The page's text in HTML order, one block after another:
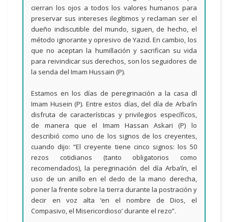
cierran los ojos a todos los valores humanos para
preservar sus intereses ilegítimos y reclaman ser el
dueño indiscutible del mundo, siguen, de hecho, el
método ignorante y opresivo de Yazid. En cambio, los
que no aceptan la humillación y sacrifican su vida
para reivindicar sus derechos, son los seguidores de
la senda del Imam Hussain (P).
Estamos en los días de peregrinación a la casa dl
Imam Husein (P). Entre estos días, del día de Arba’ín
disfruta de características y privilegios específicos,
de manera que el Imam Hassan Askari (P) lo
describió como uno de los signos de los creyentes,
cuando dijo: “El creyente tiene cinco signos: los 50
rezos cotidianos (tanto obligatorios como
recomendados), la peregrinación del día Arba’ín, el
uso de un anillo en el dedo de la mano derecha,
poner la frente sobre la tierra durante la postración y
decir en voz alta ‘en el nombre de Dios, el
Compasivo, el Misericordioso’ durante el rezo”.